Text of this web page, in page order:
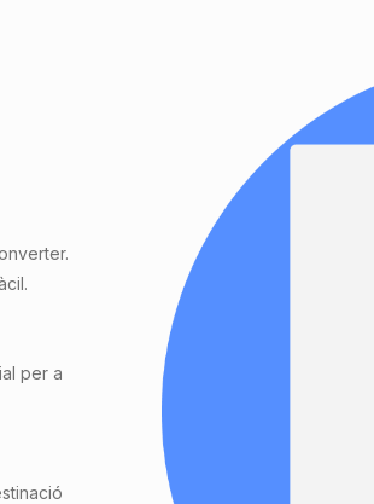
per a